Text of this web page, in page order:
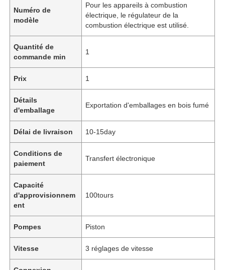
Numéro de
modèle
Pour les appareils à combustion
électrique, le régulateur de la
combustion électrique est utilisé.
Quantité de
commande min
1
Prix 1
Détails
d'emballage
Exportation d'emballages en bois fumé
Délai de livraison 10-15day
Conditions de
paiement
Transfert électronique
Capacité
d'approvisionnem
ent
100tours
Pompes Piston
Vitesse 3 réglages de vitesse